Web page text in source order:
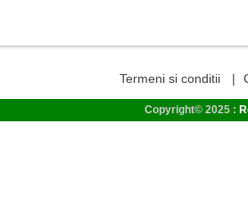
Termeni si conditii |
Copyright© 2025 :